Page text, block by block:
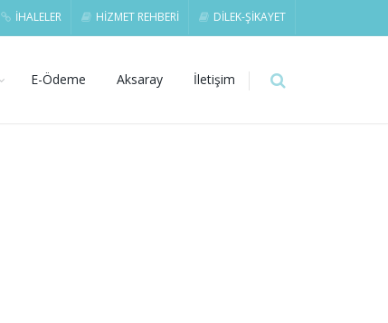
İHALELER HİZMET REHBERİ DİLEK-ŞİKAYET
E-Ödeme Aksaray İletişim